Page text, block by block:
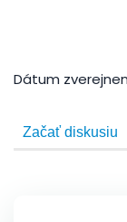
Dátum